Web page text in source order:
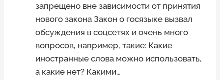
запрещено вне зависимости от принятия
нового закона Закон о госязыке вызвал
обсуждения в соцсетях и очень много
вопросов, например, такие: Какие
иностранные слова можно использовать,
а какие нет? Какими…